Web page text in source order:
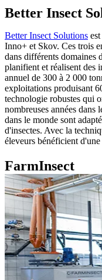
Better Insect
Better Insect Solutions
Inno+ et Skov. Ces trois
dans différents domaines
planifient et réalisent des
annuel de 300 à 2 000
exploitations produisant
technologie robustes qui
nombreuses années dans
dans le monde sont
d'insectes. Avec la
éleveurs bénéficient
FarmInsect